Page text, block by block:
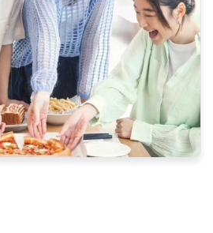
อาการเสียวฟัน
วามสะอาดล้ำลึก
ทีเรีย ลดกลิ่นปาก
ลช่องปาก ปัญหาฟันผุ